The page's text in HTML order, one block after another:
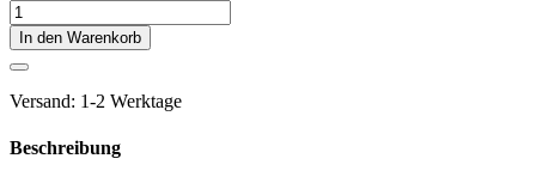
In den Warenkorb
Versand: 1-2 Werktage
Beschreibung